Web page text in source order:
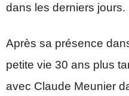
dans les derniers jours.
Après sa présence
petite vie 30 ans plus
avec Claude Meunier